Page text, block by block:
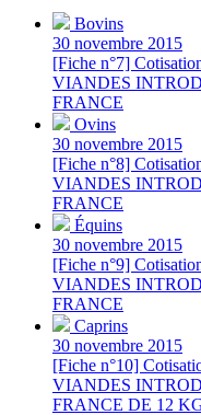
Bovins
30 novembre 2015
[Fiche n°7]
VIANDES
FRANCE
Ovins
30 novembre 2015
[Fiche n°8]
VIANDES
FRANCE
Équins
30 novembre 2015
[Fiche n°9]
VIANDES
FRANCE
Caprins
30 novembre 2015
[Fiche n°10]
VIANDES
FRANCE DE 12